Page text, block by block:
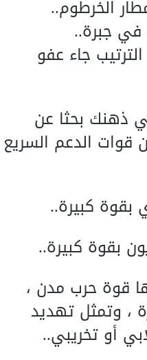
الخرطوم..
جبرة..
جاء عفو
ذهنك بحثا عن
قوات الدعم السريع
بقوة كبيرة..
بقوة كبيرة..
قوة حرب مدن ،
، وتمثل تهديد
أو تخريبي..